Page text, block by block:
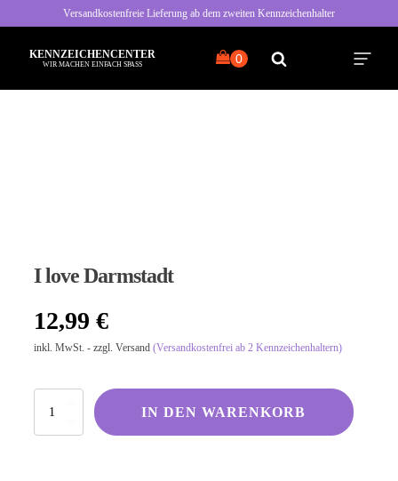
Versandkostenfreie Lieferung ab dem zweiten Kennzeichenhalter
KENNZEICHENCENTER
WIR MACHEN EINFACH SPASS
Nette Sprüche
Kölsche Sprüche
I love Darmstadt
12,99 €
inkl. MwSt. - zzgl. Versand (Versandkostenfrei ab 2 Kennzeichenhaltern)
Darmstadt
IN DEN WARENKORB